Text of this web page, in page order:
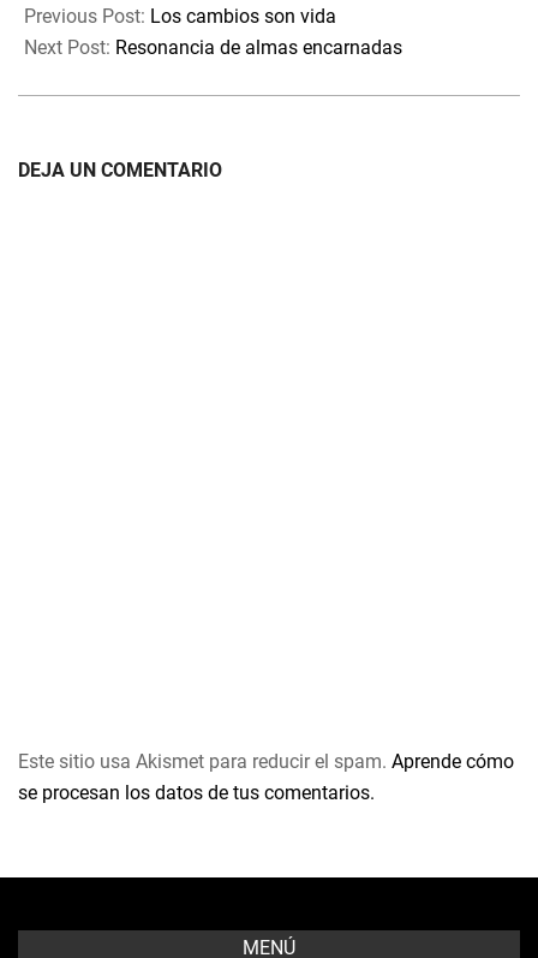
01-
13
Previous Post: Los cambios son vida
Next Post: Resonancia de almas encarnadas
DEJA UN COMENTARIO
Este sitio usa Akismet para reducir el spam. Aprende cómo
se procesan los datos de tus comentarios.
MENÚ